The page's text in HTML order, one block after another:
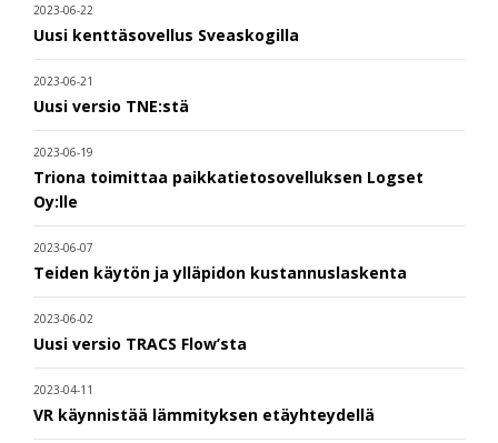
2023-06-22
Uusi kenttäsovellus Sveaskogilla
2023-06-21
Uusi versio TNE:stä
2023-06-19
Triona toimittaa paikkatietosovelluksen Logset
Oy:lle
2023-06-07
Teiden käytön ja ylläpidon kustannuslaskenta
2023-06-02
Uusi versio TRACS Flow’sta
2023-04-11
VR käynnistää lämmityksen etäyhteydellä